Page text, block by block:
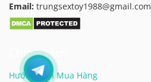
Email: trungsextoy1988@gmail.com
Chính sách
Hướng Dẫn Mua Hàng